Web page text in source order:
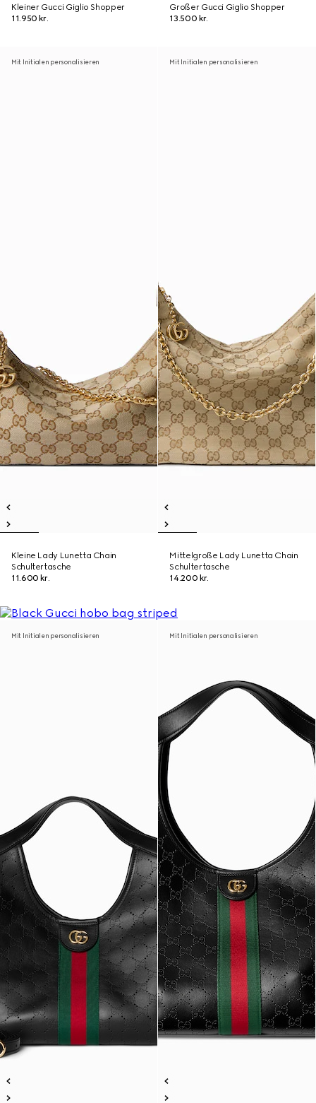
Kleiner Gucci Giglio Shopper
11.950 kr.
Großer Gucci Giglio Shopper
13.500 kr.
Mit Initialen personalisieren
Kleine Lady Lunetta Chain
Schultertasche
11.600 kr.
Mit Initialen personalisieren
Mittelgroße Lady Lunetta Chain
Schultertasche
14.200 kr.
Mit Initialen personalisieren Mit Initialen personalisieren